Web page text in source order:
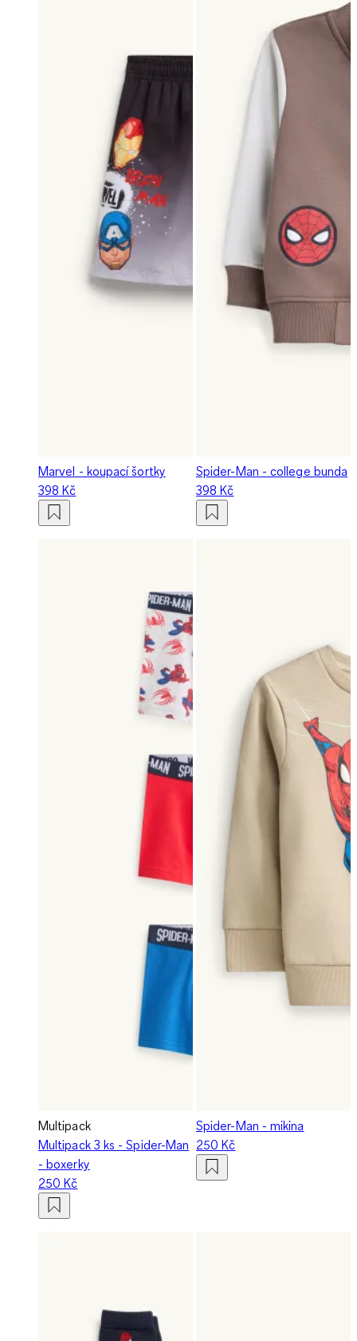
Marvel - koupací šortky
398 Kč
Spider-Man - college bunda
398 Kč
Multipack
Multipack 3 ks - Spider-Man
- boxerky
250 Kč
Spider-Man - mikina
250 Kč